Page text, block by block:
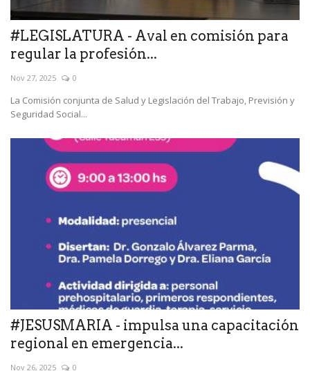
#LEGISLATURA - Aval en comisión para
regular la profesión...
Nov 27, 2025 0
La Comisión conjunta de Salud y Legislación del Trabajo, Previsión y
Seguridad Social...
#JESUSMARIA - impulsa una capacitación
regional en emergencia...
Nov 26, 2025 0